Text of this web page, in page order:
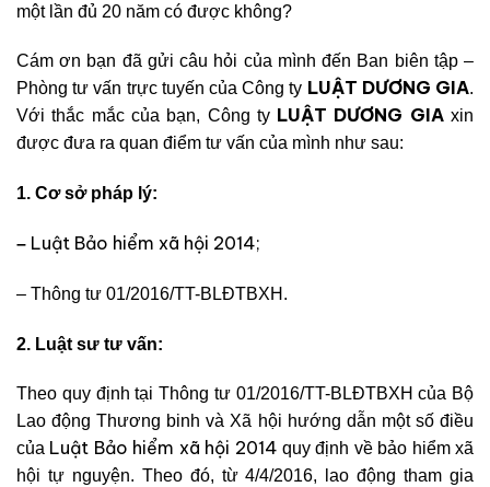
một lần đủ 20 năm có được không?
Cám ơn bạn đã gửi câu hỏi của mình đến Ban biên tập –
Phòng tư vấn trực tuyến của Công ty LUẬT DƯƠNG GIA.
Với thắc mắc của bạn, Công ty LUẬT DƯƠNG GIAxin
được đưa ra quan điểm tư vấn của mình như sau:
1. Cơ sở pháp lý:
– Luật Bảo hiểm xã hội 2014;
– Thông tư 01/2016/TT-BLĐTBXH.
2. Luật sư tư vấn:
Theo quy định tại Thông tư 01/2016/TT-BLĐTBXH của Bộ
Lao động Thương binh và Xã hội hướng dẫn một số điều
của Luật Bảo hiểm xã hội 2014 quy định về bảo hiểm xã
hội tự nguyện. Theo đó, từ 4/4/2016, lao động tham gia